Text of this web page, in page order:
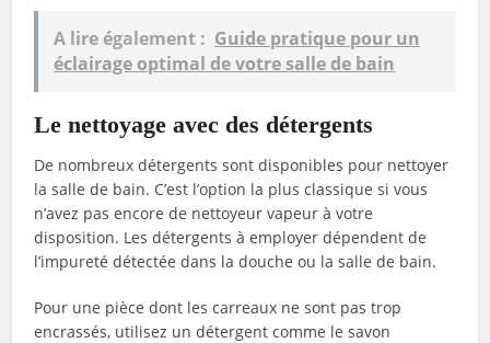
A lire également : Guide pratique pour un
éclairage optimal de votre salle de bain
Le nettoyage avec des détergents
De nombreux détergents sont disponibles pour nettoyer
la salle de bain. C’est l’option la plus classique si vous
n’avez pas encore de nettoyeur vapeur à votre
disposition. Les détergents à employer dépendent de
l’impureté détectée dans la douche ou la salle de bain.
Pour une pièce dont les carreaux ne sont pas trop
encrassés, utilisez un détergent comme le savon